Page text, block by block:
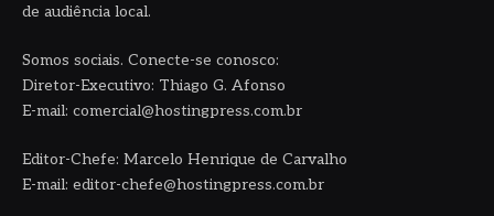
de audiência local.
Somos sociais. Conecte-se conosco:
Diretor-Executivo: Thiago G. Afonso
E-mail: comercial@hostingpress.com.br
Editor-Chefe: Marcelo Henrique de Carvalho
E-mail: editor-chefe@hostingpress.com.br